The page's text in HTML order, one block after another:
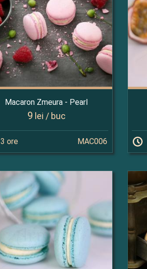
Macaron Zmeura - Pearl
9 lei / buc
3 ore MAC006